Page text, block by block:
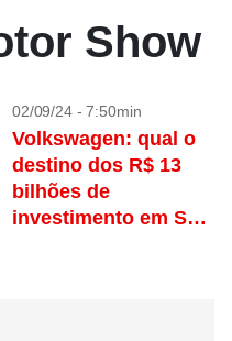
Show
02/09/24 - 7:50min
Volkswagen: qual o
destino dos R$ 13
bilhões de
investimento em São